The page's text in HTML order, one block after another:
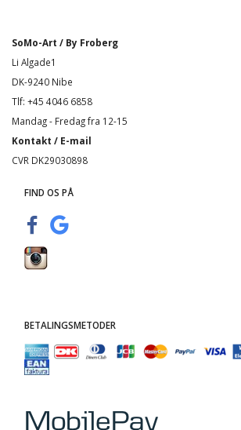
SoMo-Art / By Froberg
Li Algade1
DK-9240 Nibe
Tlf: +45 4046 6858
Mandag - Fredag fra 12-15
Kontakt / E-mail
CVR DK29030898
FIND OS PÅ
BETALINGSMETODER